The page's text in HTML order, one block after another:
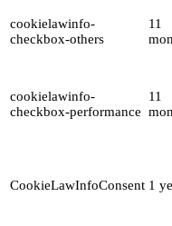
cookielawinfo-
checkbox-others
11
cookielawinfo-
checkbox-performance
11
CookieLawInfoConsent 1